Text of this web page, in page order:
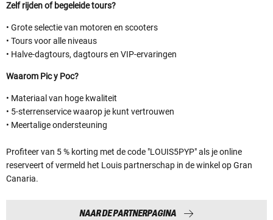
Zelf rijden of begeleide tours?
• Grote selectie van motoren en scooters
• Tours voor alle niveaus
• Halve-dagtours, dagtours en VIP-ervaringen
Waarom Pic y Poc?
• Materiaal van hoge kwaliteit
• 5-sterrenservice waarop je kunt vertrouwen
• Meertalige ondersteuning
Profiteer van 5 % korting met de code "LOUIS5PYP" als je online
reserveert of vermeld het Louis partnerschap in de winkel op Gran
Canaria.
NAAR DE PARTNERPAGINA